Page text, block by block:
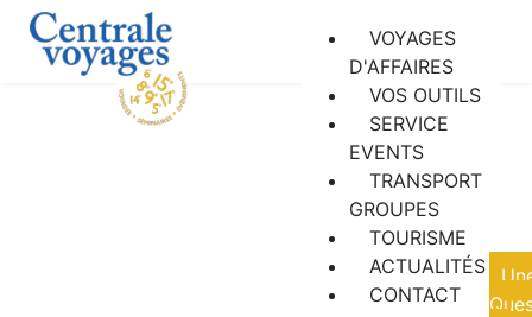
VOYAGES
D'AFFAIRES
VOS OUTILS
SERVICE
EVENTS
TRANSPORT
GROUPES
TOURISME
ACTUALITÉS
CONTACT
Actualités